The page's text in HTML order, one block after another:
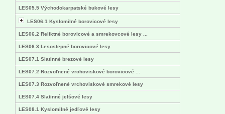
LES05.5 Východokarpatské bukové lesy
LES06.1 Kyslomilné borovicové lesy
LES06.2 Reliktné borovicové a smrekovcové lesy ...
LES06.3 Lesostepné borovicové lesy
LES07.1 Slatinné brezové lesy
LES07.2 Rozvoľnené vrchoviskové borovicové ...
LES07.3 Rozvoľnené vrchoviskové smrekové lesy
LES07.4 Slatinné jelšové lesy
LES08.1 Kyslomilné jedľové lesy